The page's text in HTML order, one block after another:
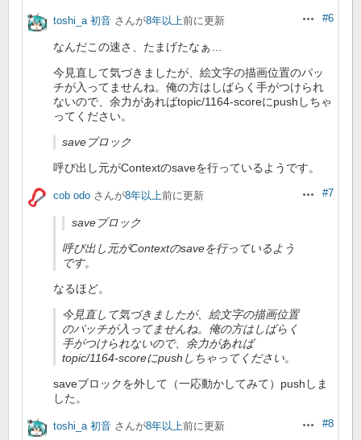
操作#6
toshi_a 初音 さんが8年以上前に更新
なんだこの速さ、たまげたなぁ…
今見直して気づきましたが、絵文字の描画位置のパッ
チが入ってませんね。俺の方はしばらく手がつけられ
ないので、余力があればtopic/1164-scoreにpushしちゃ
ってください。
saveブロック
呼び出し元がContextのsaveを行っているようです。
操作#7
cob odo さんが8年以上前に更新
saveブロック
呼び出し元がContextのsaveを行っているよう
です。
なるほど。
今見直して気づきましたが、絵文字の描画位置
のパッチが入ってませんね。俺の方はしばらく
手がつけられないので、余力があれば
topic/1164-scoreにpushしちゃってください。
saveブロックを外して（一応動かしてみて）pushしま
した。
操作#8
toshi_a 初音 さんが8年以上前に更新